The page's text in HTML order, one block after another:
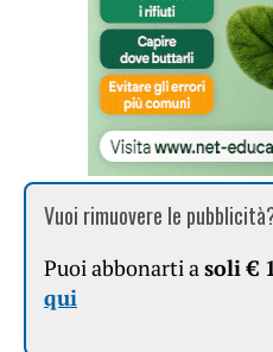
Vuoi rimuovere le
Puoi abbonarti asoli €
qui